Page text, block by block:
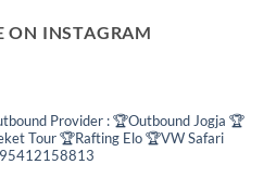
ON INSTAGRAM
Provider :🏆Outbound Jogja 🏆
Tour🏆Rafting Elo🏆VW Safari